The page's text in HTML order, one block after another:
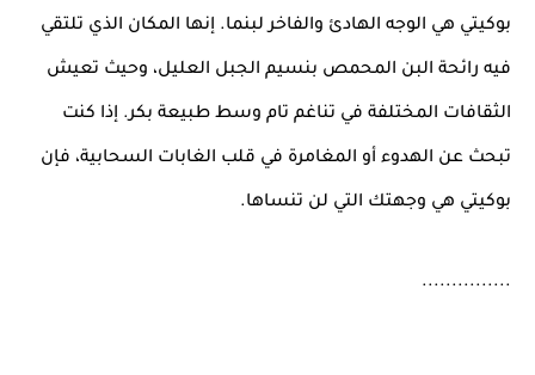
بوكيتي هي الوجه الهادئ والفاخر لبنما. إنها المكان الذي تلتقي
فيه رائحة البن المحمص بنسيم الجبل العليل، وحيث تعيش
الثقافات المختلفة في تناغم تام وسط طبيعة بكر. إذا كنت
تبحث عن الهدوء أو المغامرة في قلب الغابات السحابية، فإن
بوكيتي هي وجهتك التي لن تنساها.
...............